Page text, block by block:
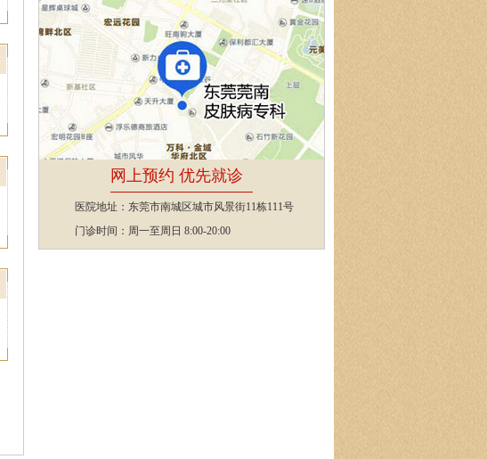
网上预约 优先就诊
医院地址：东莞市南城区城市风景街11栋111号
门诊时间：周一至周日 8:00-20:00